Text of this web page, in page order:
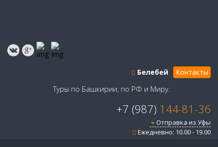
Белебей Контакты
Туры по Башкирии, по РФ и Миру.
+7 (987) 144-81-36
Отправка из Уфы
Ежедневно: 10.00 - 19.00